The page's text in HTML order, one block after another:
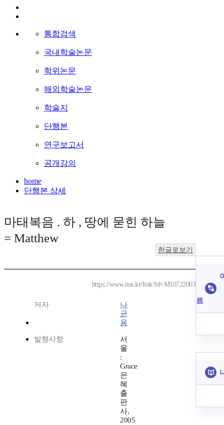
통합검색
국내학술논문
학위논문
해외학술논문
학술지
단행본
연구보고서
공개강의
home
단행본 상세
마태복음 . 하 , 땅에 묻힌 하늘
= Matthew
한글로보기
https://www.riss.kr/link?id=M10722003
저자
나
균
용
발행사항
서
울
:
Grace
은
혜
출
판
사,
2005
료